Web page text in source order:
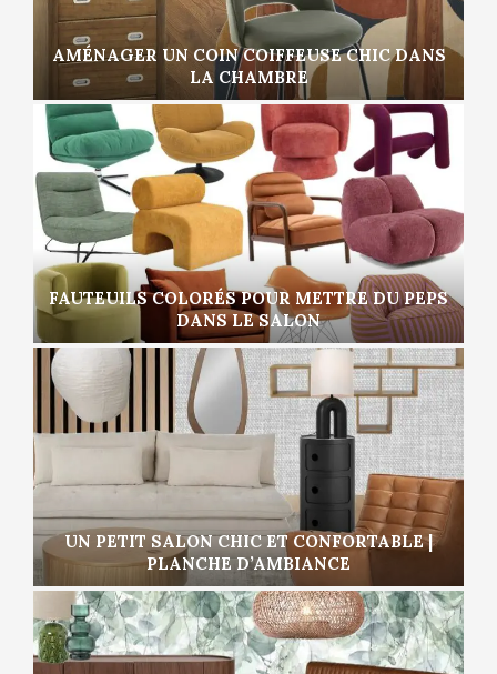
AMÉNAGER UN COIN COIFFEUSE CHIC DANS
LA CHAMBRE
FAUTEUILS COLORÉS POUR METTRE DU PEPS
DANS LE SALON
UN PETIT SALON CHIC ET CONFORTABLE |
PLANCHE D’AMBIANCE